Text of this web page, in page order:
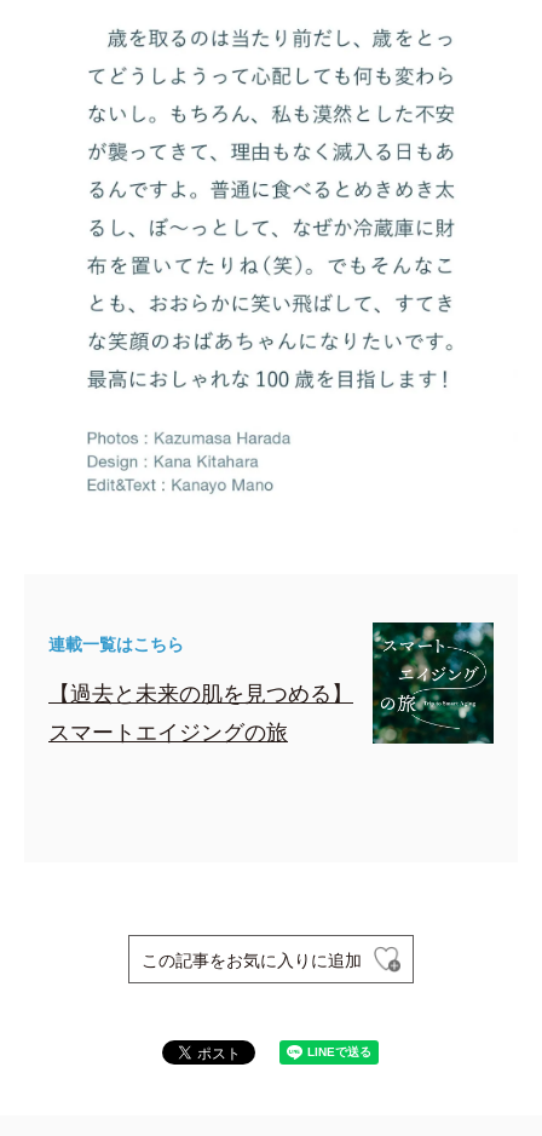
連載一覧はこちら
【過去と未来の肌を見つめる】
スマートエイジングの旅
この記事をお気に入りに追加